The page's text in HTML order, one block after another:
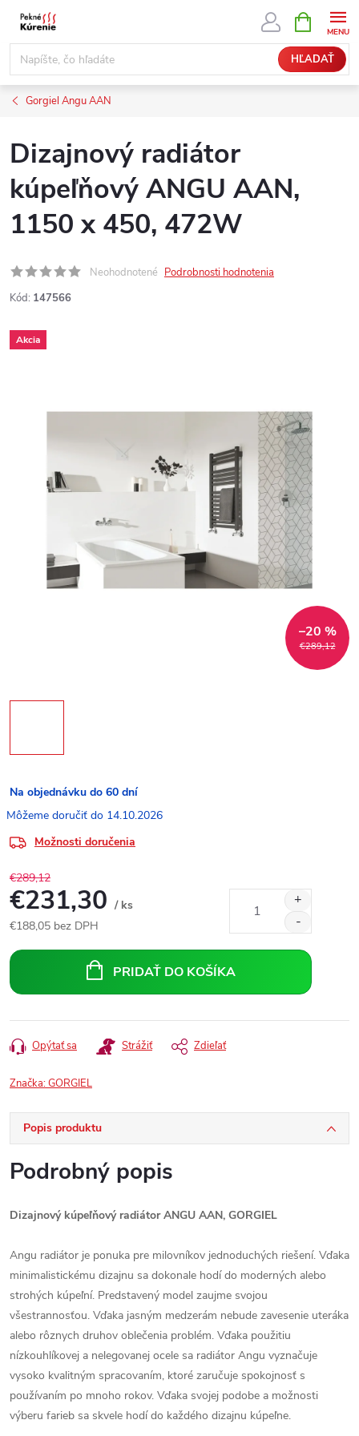
Prejsť
obsah
HĽADAŤ
KOŠÍK
Gorgiel Angu AAN
Dizajnový radiátor
kúpeľňový ANGU AAN,
1150 x 450, 472W
Neohodnotené Podrobnosti hodnotenia
Kód: 147566
Akcia
€289,12
–20 %
Na objednávku do 60 dní
14.10.2026
Možnosti doručenia
€289,12
€231,30 / ks
€188,05 bez DPH
cena:
PRIDAŤ DO KOŠÍKA
Opýtať sa Strážiť Zdieľať
Značka:GORGIEL
Popis produktu
Podrobný popis
Dizajnový kúpeľňový radiátor ANGU AAN, GORGIEL
Angu radiátor je ponuka pre milovníkov jednoduchých riešení. Vďaka
minimalistickému dizajnu sa dokonale hodí do moderných alebo
strohých kúpeľní. Predstavený model zaujme svojou
všestrannosťou. Vďaka jasným medzerám nebude zavesenie uteráka
alebo rôznych druhov oblečenia problém. Vďaka použitiu
nízkouhlíkovej a nelegovanej ocele sa radiátor Angu vyznačuje
vysoko kvalitným spracovaním, ktoré zaručuje spokojnosť s
používaním po mnoho rokov. Vďaka svojej podobe a možnosti
výberu farieb sa skvele hodí do každého dizajnu kúpeľne.